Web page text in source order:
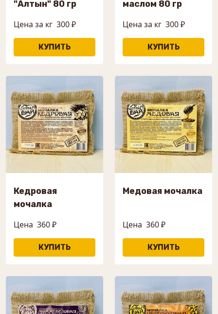
"Алтын" 80 гр
Цена за кг 300 ₽
маслом 80 гр
Цена за кг 300 ₽
Кедровая
мочалка
Цена 360 ₽
Медовая мочалка
Цена 360 ₽